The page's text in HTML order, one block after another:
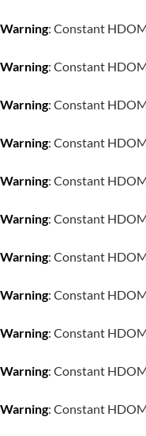
Warning: Constant
Warning: Constant
Warning: Constant
Warning: Constant
Warning: Constant
Warning: Constant
Warning: Constant
Warning: Constant
Warning: Constant
Warning: Constant
Warning: Constant